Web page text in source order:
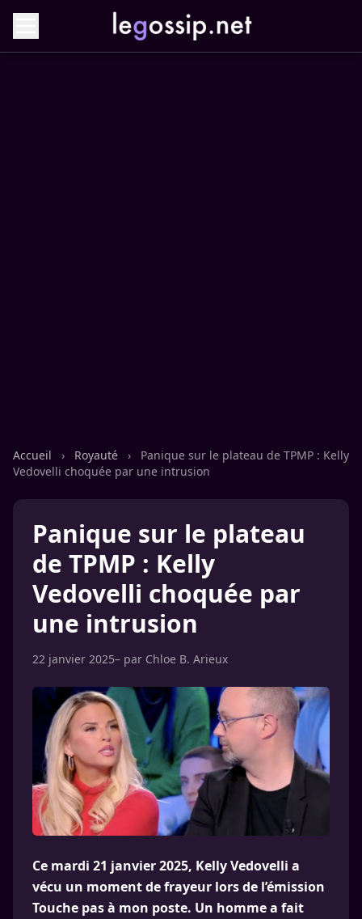
Accueil › Royauté ›
Panique sur le plateau de TPMP : Kelly
Vedovelli choquée par une intrusion
Panique sur le plateau
de TPMP : Kelly
Vedovelli choquée par
une intrusion
22 janvier 2025– par Chloe B. Arieux
Ce mardi 21 janvier 2025, Kelly Vedovelli a
vécu un moment de frayeur lors de l’émission
Touche pas à mon poste. Un homme a fait